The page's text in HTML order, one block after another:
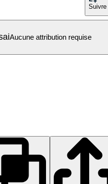
Suivre
Aucune attribution requise